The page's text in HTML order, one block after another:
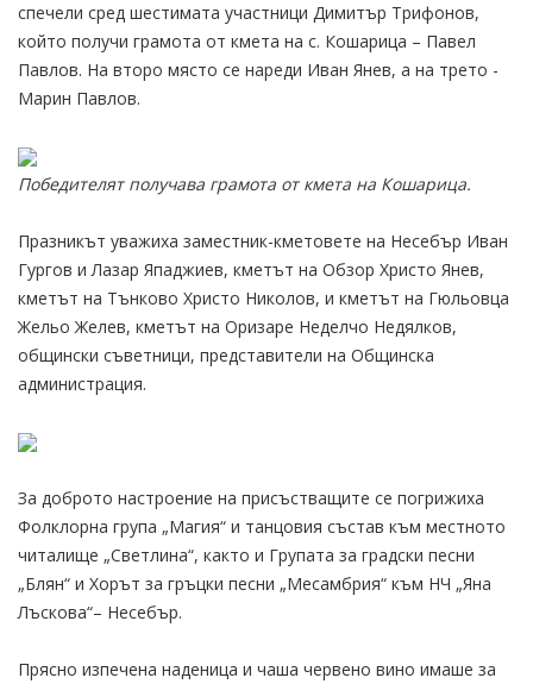
спечели сред шестимата участници Димитър Трифонов,
който получи грамота от кмета на с. Кошарица – Павел
Павлов. На второ място се нареди Иван Янев, а на трето -
Марин Павлов.
Победителят получава грамота от кмета на Кошарица.
Празникът уважиха заместник-кметовете на Несебър Иван
Гургов и Лазар Япаджиев, кметът на Обзор Христо Янев,
кметът на Тънково Христо Николов, и кметът на Гюльовца
Жельо Желев, кметът на Оризаре Неделчо Недялков,
общински съветници, представители на Общинска
администрация.
За доброто настроение на присъстващите се погрижиха
Фолклорна група „Магия“ и танцовия състав към местното
читалище „Светлина“, както и Групата за градски песни
„Блян“ и Хорът за гръцки песни „Месамбрия“ към НЧ „Яна
Лъскова“– Несебър.
Прясно изпечена наденица и чаша червено вино имаше за